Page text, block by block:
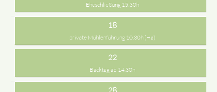
Eheschließung 15.30h
18
private Mühlenführung 10.30h (Ha)
22
Backtag ab 14.30h
28